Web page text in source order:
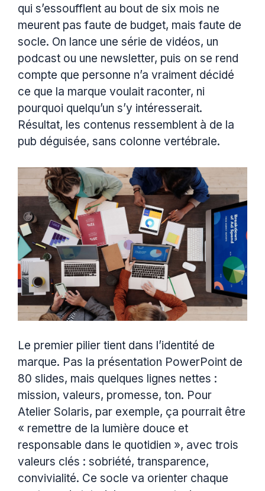
qui s’essoufflent au bout de six mois ne
meurent pas faute de budget, mais faute de
socle. On lance une série de vidéos, un
podcast ou une newsletter, puis on se rend
compte que personne n’a vraiment décidé
ce que la marque voulait raconter, ni
pourquoi quelqu’un s’y intéresserait.
Résultat, les contenus ressemblent à de la
pub déguisée, sans colonne vertébrale.
Le premier pilier tient dans l’identité de
marque. Pas la présentation PowerPoint de
80 slides, mais quelques lignes nettes :
mission, valeurs, promesse, ton. Pour
Atelier Solaris, par exemple, ça pourrait être
« remettre de la lumière douce et
responsable dans le quotidien », avec trois
valeurs clés : sobriété, transparence,
convivialité. Ce socle va orienter chaque